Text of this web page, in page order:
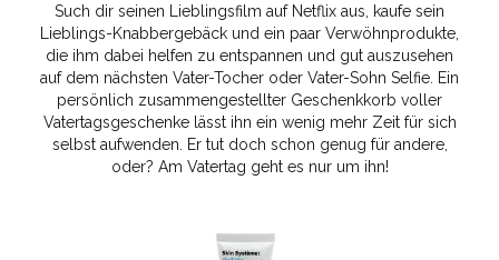
Such dir seinen Lieblingsfilm auf Netflix aus, kaufe sein
Lieblings-Knabbergebäck und ein paar Verwöhnprodukte,
die ihm dabei helfen zu entspannen und gut auszusehen
auf dem nächsten Vater-Tocher oder Vater-Sohn Selfie. Ein
persönlich zusammengestellter Geschenkkorb voller
Vatertagsgeschenke lässt ihn ein wenig mehr Zeit für sich
selbst aufwenden. Er tut doch schon genug für andere,
oder? Am Vatertag geht es nur um ihn!